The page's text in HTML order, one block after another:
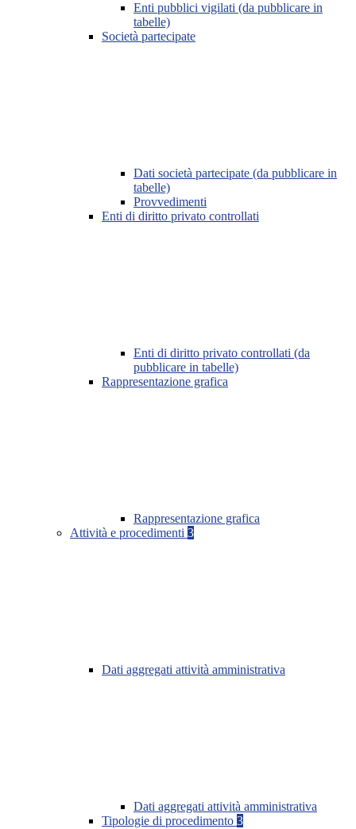
Enti pubblici vigilati (da pubblicare in
tabelle)
Società partecipate
Dati società partecipate (da pubblicare in
tabelle)
Provvedimenti
Enti di diritto privato controllati
Enti di diritto privato controllati (da
pubblicare in tabelle)
Rappresentazione grafica
Rappresentazione grafica
Attività e procedimenti 3
Dati aggregati attività amministrativa
Dati aggregati attività amministrativa
Tipologie di procedimento 3